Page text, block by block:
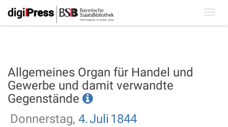
Allgemeines Organ für Handel und
Gewerbe und damit verwandte
Gegenstände
Donnerstag, 4.Juli 1844